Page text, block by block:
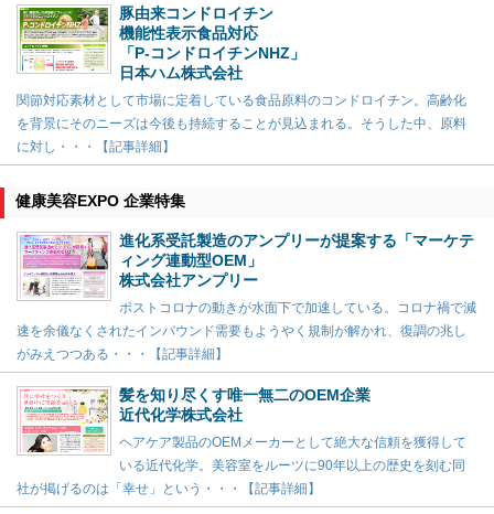
豚由来コンドロイチン
機能性表示食品対応
「P-コンドロイチンNHZ」
日本ハム株式会社
関節対応素材として市場に定着している食品原料のコンドロイチン。高齢化
を背景にそのニーズは今後も持続することが見込まれる。そうした中、原料
に対し・・・【記事詳細】
健康美容EXPO 企業特集
進化系受託製造のアンプリーが提案する「マーケテ
ィング連動型OEM」
株式会社アンプリー
ポストコロナの動きが水面下で加速している。コロナ禍で減
速を余儀なくされたインバウンド需要もようやく規制が解かれ、復調の兆し
がみえつつある・・・【記事詳細】
髪を知り尽くす唯一無二のOEM企業
近代化学株式会社
ヘアケア製品のOEMメーカーとして絶大な信頼を獲得して
いる近代化学。美容室をルーツに90年以上の歴史を刻む同
社が掲げるのは「幸せ」という・・・【記事詳細】